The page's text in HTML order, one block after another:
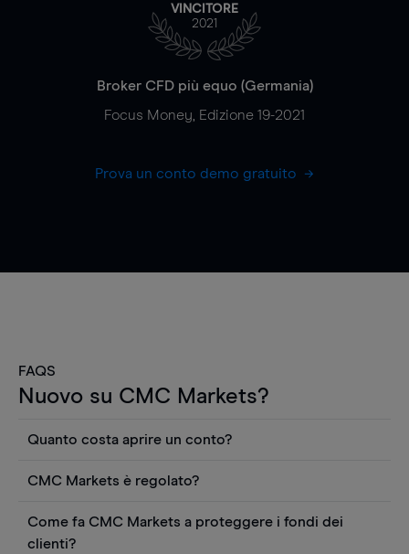
VINCITORE
2021
Broker CFD più equo (Germania)
Focus Money, Edizione 19-2021
Prova un conto demo gratuito
FAQS
Nuovo su CMC Markets?
Quanto costa aprire un conto?
Puoi anche visualizzare gratuitamente i prezzi e
utilizzare strumenti come grafici, notizie Reuters
o rapporti quantitativi sui titoli azionari di
CMC Markets è regolato?
regolamentato dall'Autorità federale tedesca di
Come fa CMC Markets a proteggere i fondi dei
clienti?